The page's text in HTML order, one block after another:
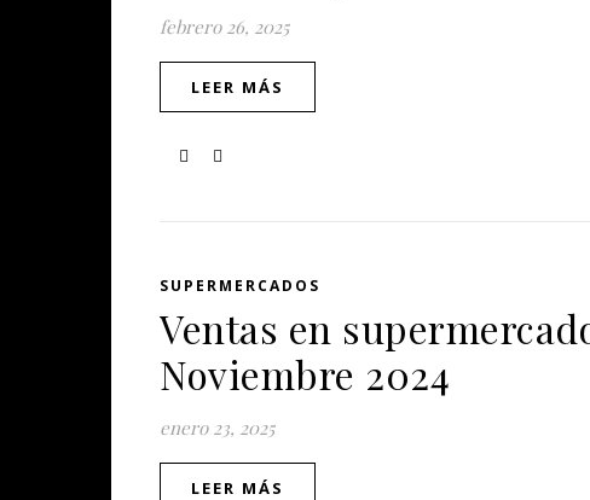
febrero 26, 2025
LEER MÁS
SUPERMERCADOS
Ventas en
Noviembre 2024
enero 23, 2025
LEER MÁS